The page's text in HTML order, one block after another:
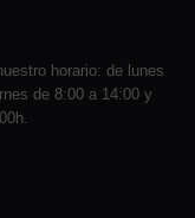
horario: de lunes
de 8:00 a 14:00 y